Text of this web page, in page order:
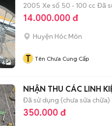
6
2005 Xe số 50 - 100 cc Đã
14.000.000 đ
Huyện Hóc Môn
T Tên Chưa Cung Cấp
NHẬN THU CÁC LINH
Đã sử dụng (chưa sửa chữa)
350.000 đ